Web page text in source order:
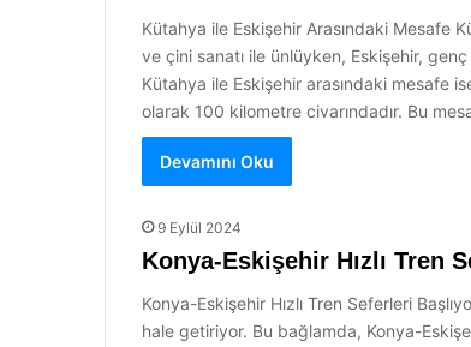
Kütahya ile Eskişehir Arasındaki Mesafe
ve çini sanatı ile ünlüyken, Eskişehir,
Kütahya ile Eskişehir arasındaki mesafe
olarak 100 kilometre civarındadır. Bu
Devamını Oku
9 Eylül 2024
Konya-Eskişehir Hızlı Tren
Konya-Eskişehir Hızlı Tren Seferleri
hale getiriyor. Bu bağlamda, Konya-